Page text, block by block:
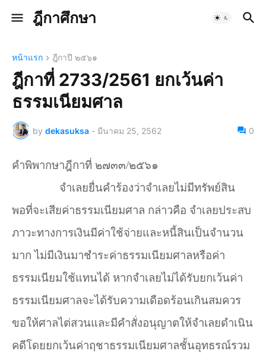
ฎีกาศึกษา
หน้าแรก ฎีกาปี ๒๕๖๑
ฎีกาที่ 2733/2561 ยกเว้นค่า
ธรรมเนียมศาล
by dekasuksa - มีนาคม 25, 2562 0
คำพิพากษาฎีกาที่ ๒๗๓๓/๒๕๖๑
จำเลยยื่นคำร้องว่าจำเลยไม่มีทรัพย์สิน
พอที่จะเสียค่าธรรมเนียมศาล กล่าวคือ จำเลยประสบ
ภาวะทางการเงินมีค่าใช้จ่ายและหนี้สินเป็นจำนวน
มาก ไม่มีเงินมาชำระค่าธรรมเนียมศาลหรือค่า
ธรรมเนียมใช้แทนได้ หากจำเลยไม่ได้รับยกเว้นค่า
ธรรมเนียมศาลจะได้รับความเดือดร้อนเกินสมควร
ขอให้ศาลไต่สวนและมีคำสั่งอนุญาตให้จำเลยดำเนิน
คดีโดยยกเว้นค่าฤชาธรรมเนียมศาลชั้นอุทธรณ์รวม